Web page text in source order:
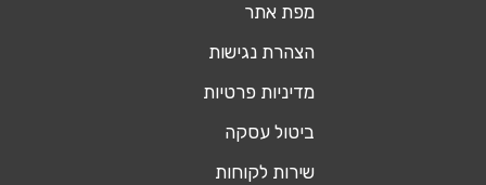
מפת אתר
הצהרת נגישות
מדיניות פרטיות
ביטול עסקה
שירות לקוחות